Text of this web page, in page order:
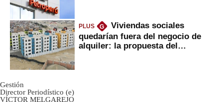
PLUS G
Viviendas sociales
quedarían fuera del negocio de
alquiler: la propuesta del
Gestión
Director Periodístico (e)
VÍCTOR MELGAREJO